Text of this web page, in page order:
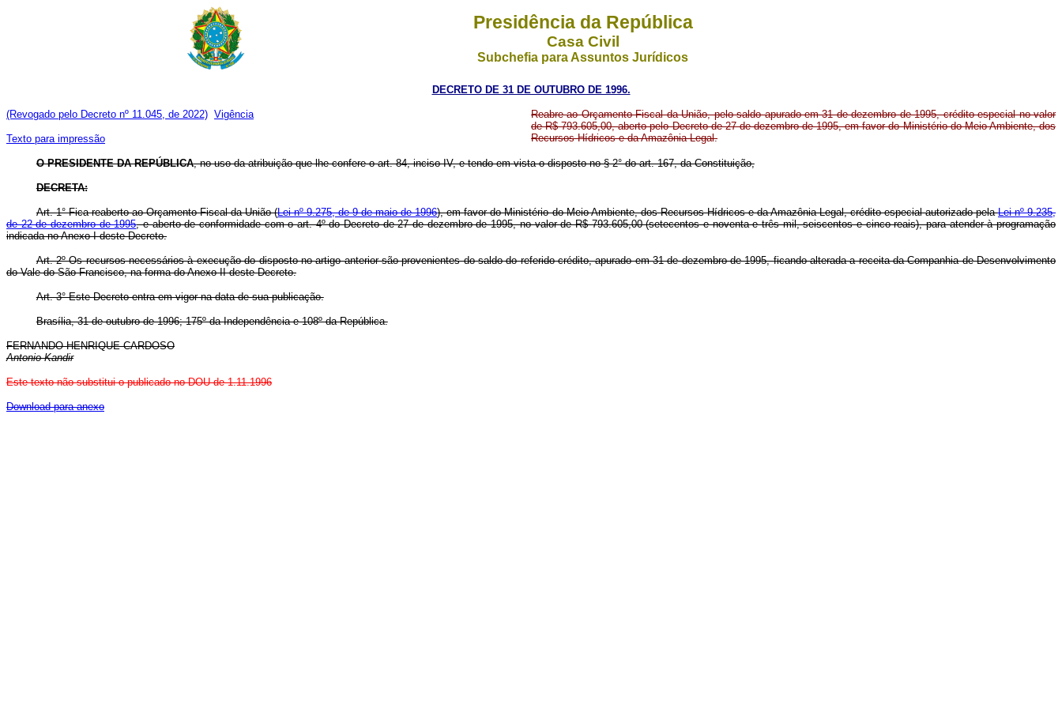
Presidência da República
Casa Civil
Subchefia para Assuntos Jurídicos
DECRETO DE 31 DE OUTUBRO DE 1996.
(Revogado pelo Decreto nº 11.045, de 2022) Vigência
Texto para impressão
Reabre ao Orçamento Fiscal da União, pelo saldo apurado em 31 de dezembro de 1995, crédito especial no valor
de R$ 793.605,00, aberto pelo Decreto de 27 de dezembro de 1995, em favor do Ministério do Meio Ambiente, dos
Recursos Hídricos e da Amazônia Legal.
O PRESIDENTE DA REPÚBLICA, no uso da atribuição que lhe confere o art. 84, inciso IV, e tendo em vista o disposto no § 2° do art. 167, da Constituição,
DECRETA:
Art. 1° Fica reaberto ao Orçamento Fiscal da União (Lei nº 9.275, de 9 de maio de 1996), em favor do Ministério do Meio Ambiente, dos Recursos Hídricos e da Amazônia Legal, crédito especial autorizado pelaLei nº 9.235,
de 22 de dezembro de 1995, e aberto de conformidade com o art. 4º do Decreto de 27 de dezembro de 1995, no valor de R$ 793.605,00 (setecentos e noventa e três mil, seiscentos e cinco reais), para atender à programação
indicada no Anexo I deste Decreto.
Art. 2º Os recursos necessários à execução do disposto no artigo anterior são provenientes do saldo do referido crédito, apurado em 31 de dezembro de 1995, ficando alterada a receita da Companhia de Desenvolvimento
do Vale do São Francisco, na forma do Anexo II deste Decreto.
Art. 3° Este Decreto entra em vigor na data de sua publicação.
Brasília, 31 de outubro de 1996; 175º da Independência e 108º da República.
FERNANDO HENRIQUE CARDOSO
Antonio Kandir
Este texto não substitui o publicado no DOU de 1.11.1996
Download para anexo